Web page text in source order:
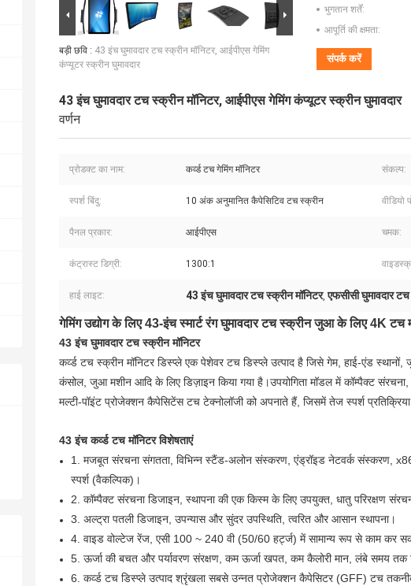
बड़ी छवि : 43 इंच घुमावदार टच स्क्रीन मॉनिटर, आईपीएस गेमिंग
कंप्यूटर स्क्रीन घुमावदार
भुगतान शर्तें:
आपूर्ति की क्षमता:
संपर्क करें
43 इंच घुमावदार टच स्क्रीन मॉनिटर, आईपीएस गेमिंग कंप्यूटर स्क्रीन घुमावदार
वर्णन
प्रोडक्ट का नाम: कर्व्ड टच गेमिंग मॉनिटर संकल्प:
स्पर्श बिंदु: 10 अंक अनुमानित कैपेसिटिव टच स्क्रीन वीडियो
पैनल प्रकार: आईपीएस चमक:
कंट्रास्ट डिग्री: 1300:1
हाई लाइट: 43 इंच घुमावदार टच स्क्रीन मॉनिटर,एफसीसी घुमावदार
गेमिंग उद्योग के लिए 43-इंच स्मार्ट रंग घुमावदार टच स्क्रीन जुआ के लिए 4K टच
43 इंच घुमावदार टच स्क्रीन मॉनिटर
कर्व्ड टच स्क्रीन मॉनिटर डिस्प्ले एक पेशेवर टच डिस्प्ले उत्पाद है जिसे गेम, हाई-एंड
कंसोल, जुआ मशीन आदि के लिए डिज़ाइन किया गया है।उपयोगिता मॉडल में कॉम्पैक्ट
मल्टी-पॉइंट प्रोजेक्शन कैपेसिटेंस टच टेक्नोलॉजी को अपनाते हैं, जिसमें तेज स्पर्श
43 इंच कर्व्ड टच मॉनिटर विशेषताएं
1. मजबूत संरचना संगतता, विभिन्न स्टैंड-अलोन संस्करण, एंड्रॉइड नेटवर्क संस्करण,
स्पर्श (वैकल्पिक)।
2. कॉम्पैक्ट संरचना डिजाइन, स्थापना की एक किस्म के लिए उपयुक्त, धातु परिरक्षण
3. अल्ट्रा पतली डिजाइन, उपन्यास और सुंदर उपस्थिति, त्वरित और आसान स्थापना।
4. वाइड वोल्टेज रेंज, एसी 100 ~ 240 वी (50/60 हर्ट्ज) में सामान्य रूप से काम कर
5. ऊर्जा की बचत और पर्यावरण संरक्षण, कम ऊर्जा खपत, कम कैलोरी मान, लंबे समय
6. कर्व्ड टच डिस्प्ले उत्पाद श्रृंखला सबसे उन्नत प्रोजेक्शन कैपेसिटर (GFF) टच